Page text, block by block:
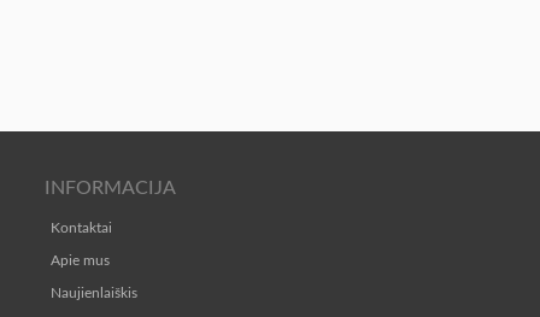
INFORMACIJA
Kontaktai
Apie mus
Naujienlaiškis